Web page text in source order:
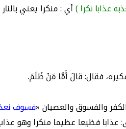
عذابا نكرا )أي : منكرا يعني
فقال: قالَ أَمَّا مَنْ ظَلَمَ.
والفسوق والعصيان «فسوف
عذابا فظيعا عظيما منكرا وهو